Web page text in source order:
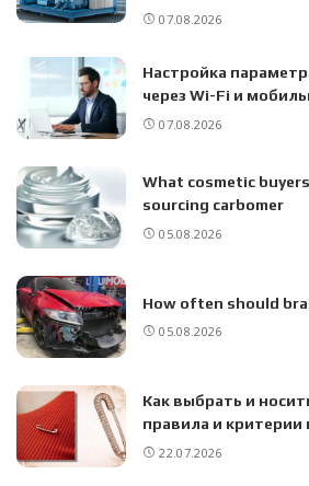
07.08.2026
Настройка
через Wi-Fi и
07.08.2026
What cosmetic
sourcing carbomer
05.08.2026
How often should
05.08.2026
Как выбрать и
правила и критерии
22.07.2026